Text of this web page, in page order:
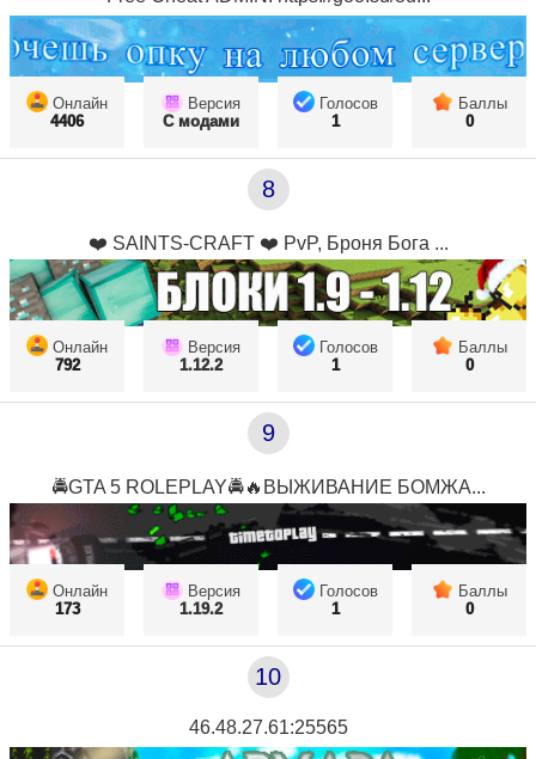
Онлайн
4406
Версия
С модами
Голосов
1
Баллы
0
8
❤️ SAINTS-CRAFT ❤️ PvP, Броня Бога ...
Онлайн
792
Версия
1.12.2
Голосов
1
Баллы
0
9
🚔GTA 5 ROLEPLAY🚔🔥ВЫЖИВАНИЕ БОМЖА...
Онлайн
173
Версия
1.19.2
Голосов
1
Баллы
0
10
46.48.27.61:25565